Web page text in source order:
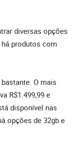
diversas opções
produtos com
O mais
R$1.499,99 e
disponível nas
opções de 32gb e